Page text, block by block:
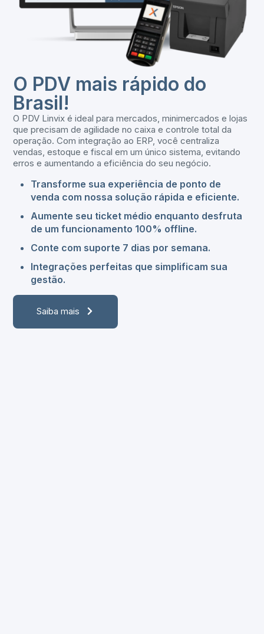
O PDV mais rápido do
Brasil!
O PDV Linvix é ideal para mercados, minimercados e lojas
que precisam de agilidade no caixa e controle total da
operação. Com integração ao ERP, você centraliza
vendas, estoque e fiscal em um único sistema, evitando
erros e aumentando a eficiência do seu negócio.
Transforme sua experiência de ponto de
venda com nossa solução rápida e eficiente.
Aumente seu ticket médio enquanto desfruta
de um funcionamento 100% offline.
Conte com suporte 7 dias por semana.
Integrações perfeitas que simplificam sua
gestão.
Saiba mais